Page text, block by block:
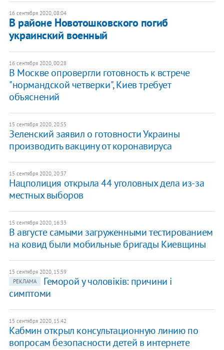
16 сентября 2020, 08:04
В районе Новотошковского погиб
украинский военный
16 сентября 2020, 00:28
В Москве опровергли готовность к встрече
"нормандской четверки", Киев требует
объяснений
15 сентября 2020, 20:55
Зеленский заявил о готовности Украины
производить вакцину от коронавируса
15 сентября 2020, 20:37
Нацполиция открыла 44 уголовных дела из-за
местных выборов
15 сентября 2020, 16:33
В августе самыми загруженными тестированием
на ковид были мобильные бригады Киевщины
15 сентября 2020, 15:59
РЕКЛАМА
Геморой у чоловіків: причини і
симптоми
15 сентября 2020, 15:42
Кабмин открыл консультационную линию по
вопросам безопасности детей в интернете